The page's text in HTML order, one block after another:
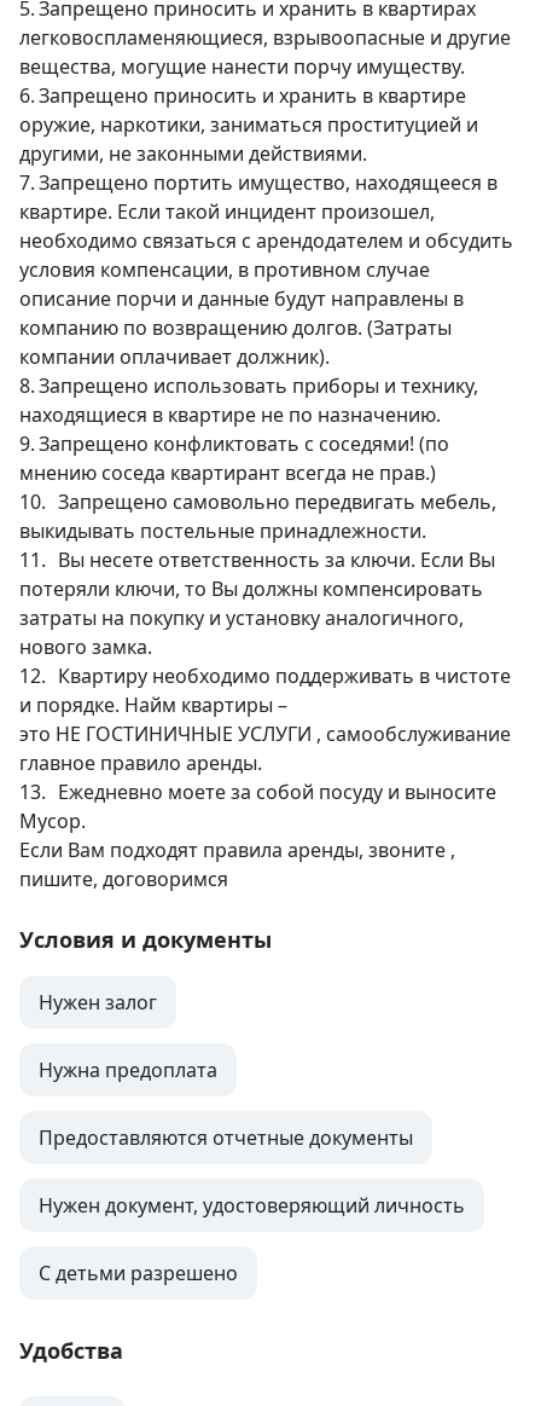
5.	Запрещено приносить и хранить в квартирах
легковоспламеняющиеся, взрывоопасные и другие
вещества, могущие нанести порчу имуществу.
6.	Запрещено приносить и хранить в квартире
оружие, наркотики, заниматься проституцией и
другими, не законными действиями.
7.	Запрещено портить имущество, находящееся в
квартире. Если такой инцидент произошел,
необходимо связаться с арендодателем и обсудить
условия компенсации, в противном случае
описание порчи и данные будут направлены в
компанию по возвращению долгов. (Затраты
компании оплачивает должник).
8.	Запрещено использовать приборы и технику,
находящиеся в квартире не по назначению.
9.	Запрещено конфликтовать с соседями! (по
мнению соседа квартирант всегда не прав.)
10.	Запрещено самовольно передвигать мебель,
выкидывать постельные принадлежности.
11.	Вы несете ответственность за ключи. Если Вы
потеряли ключи, то Вы должны компенсировать
затраты на покупку и установку аналогичного,
нового замка.
12.	Квартиру необходимо поддерживать в чистоте
и порядке. Найм квартиры –
это НЕ ГОСТИНИЧНЫЕ УСЛУГИ , самообслуживание
главное правило аренды.
13.	Ежедневно моете за собой посуду и выносите
Мусор.
Если Вам подходят правила аренды, звоните ,
пишите, договоримся
Условия и документы
Нужен залог
Нужна предоплата
Предоставляются отчетные документы
Нужен документ, удостоверяющий личность
С детьми разрешено
Удобства